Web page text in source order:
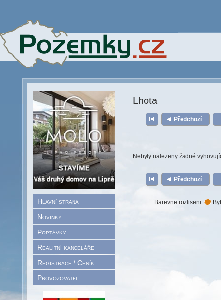
Hlavní strana
Novinky
Poptávky
Realitní kanceláře
Registrace / Ceník
Provozovatel
Lhota
Předchozí
Nebyly nalezeny žádné
Předchozí
Barevné rozlišení: